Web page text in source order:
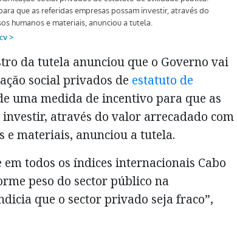
da tutela anunciou que o Governo vai
social privados de estatuto de
uma medida de incentivo para que as
através do valor arrecadado com
e materiais, anunciou a tutela.
todos os índices internacionais Cabo
peso do sector público na
que o sector privado seja fraco”,